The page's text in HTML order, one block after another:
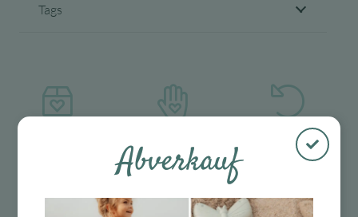
Tags
Mit viel Liebe
ausgewählte &
verpackte
30 Tage Rückgaberecht
Abverkauf